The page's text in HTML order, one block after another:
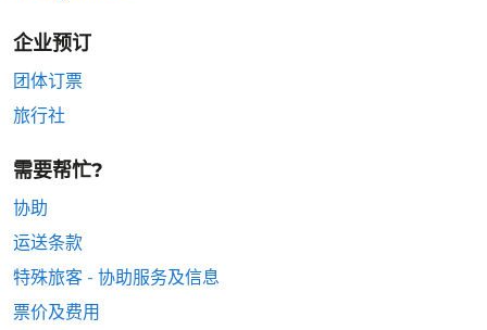
企业预订
团体订票
旅行社
需要帮忙?
协助
运送条款
特殊旅客 - 协助服务及信息
票价及费用